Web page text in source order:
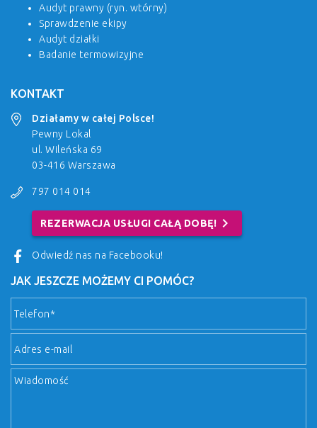
Audyt prawny (ryn. wtórny)
Sprawdzenie ekipy
Audyt działki
Badanie termowizyjne
KONTAKT
Działamy w całej Polsce!
Pewny Lokal
ul. Wileńska 69
03-416 Warszawa
797 014 014
REZERWACJA USŁUGI CAŁĄ DOBĘ! chevron_right
Odwiedź nas na Facebooku!
JAK JESZCZE MOŻEMY CI POMÓC?